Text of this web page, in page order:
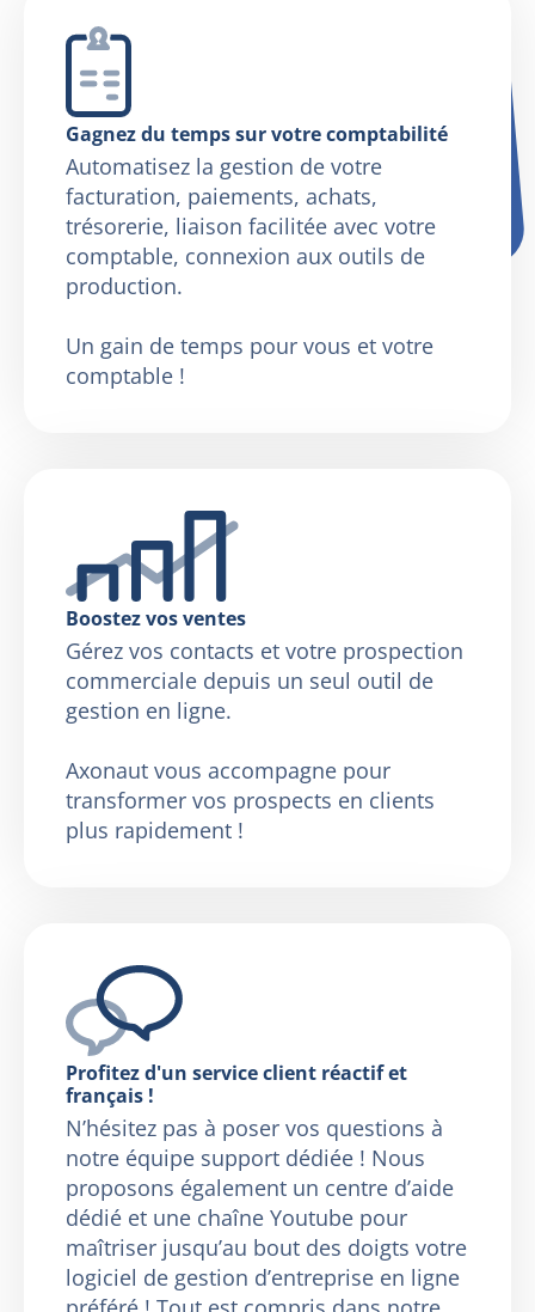
Gagnez du temps sur votre comptabilité
Automatisez la gestion de votre
facturation, paiements, achats,
trésorerie, liaison facilitée avec votre
comptable, connexion aux outils de
production.
Un gain de temps pour vous et votre
comptable !
Boostez vos ventes
Gérez vos contacts et votre prospection
commerciale depuis un seul outil de
gestion en ligne.
Axonaut vous accompagne pour
transformer vos prospects en clients
plus rapidement !
Profitez d'un service client réactif et
français !
N’hésitez pas à poser vos questions à
notre équipe support dédiée ! Nous
proposons également un centre d’aide
dédié et une chaîne Youtube pour
maîtriser jusqu’au bout des doigts votre
logiciel de gestion d’entreprise en ligne